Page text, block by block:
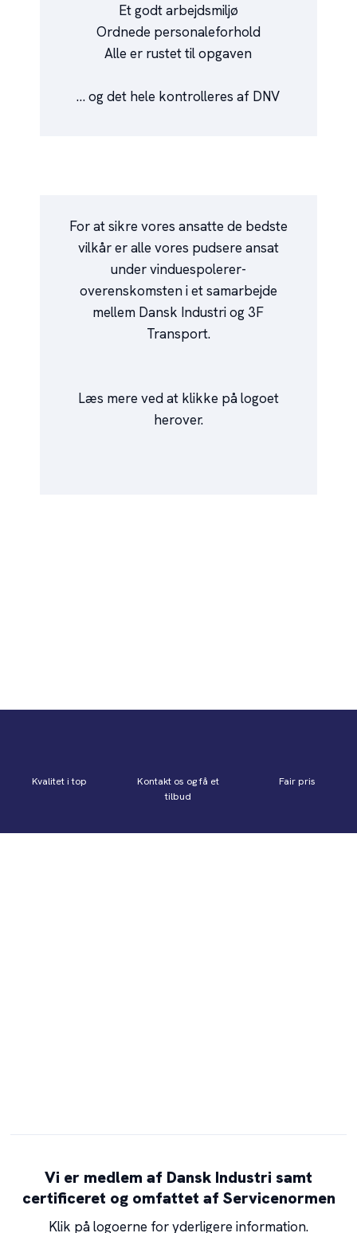
Et godt arbejdsmiljø
Ordnede personaleforhold
Alle er rustet til opgaven
… og det hele kontrolleres af DNV
​For at sikre vores ansatte de bedste
vilkår er alle vores pudsere ansat
under vinduespolerer-
overenskomsten i et samarbejde
mellem Dansk Industri og 3F
Transport.
Læs mere ved at klikke på logoet
herover.
Kvalitet i top
Kontakt os og få et
tilbud
Fair pris
Vi er medlem af Dansk Industri samt
certificeret og omfattet af Servicenormen
Klik på logoerne for yderligere information.